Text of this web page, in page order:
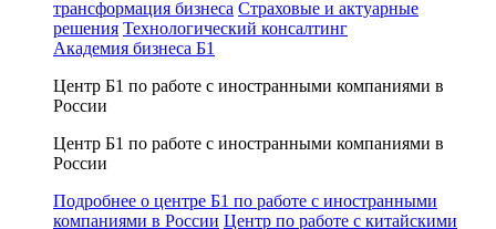
трансформация бизнеса Страховые и актуарные
решения Технологический консалтинг
Академия бизнеса Б1
Центр Б1 по работе с иностранными компаниями в
России
Центр Б1 по работе с иностранными компаниями в
России
Подробнее о центре Б1 по работе с иностранными
компаниями в России Центр по работе с китайскими